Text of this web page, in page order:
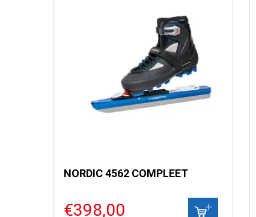
NORDIC 4562 COMPLEET
€398,00